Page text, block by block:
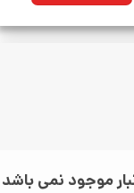
موجود نمی باشد